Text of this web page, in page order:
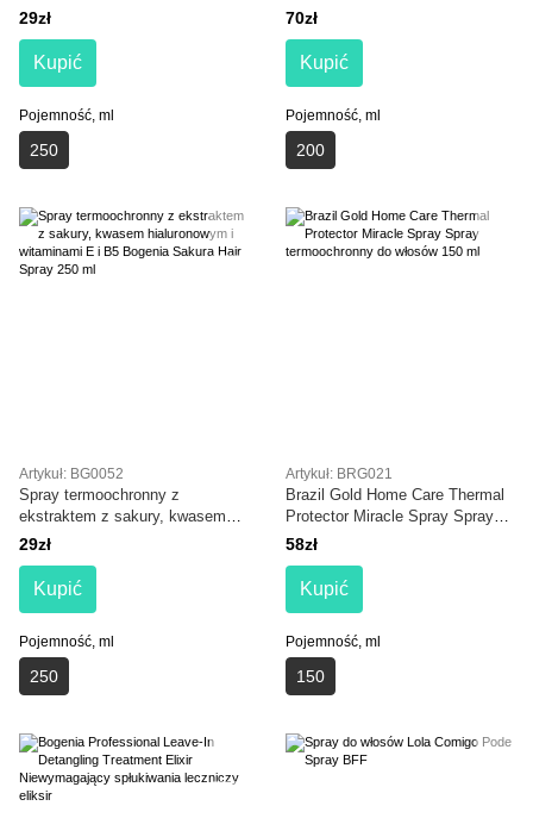
temperaturą
29zł
Kupić
Pojemność, ml
250
70zł
Kupić
Pojemność, ml
200
Artykuł: BG0052
Spray termoochronny z
ekstraktem z sakury, kwasem
hialuronowym i witaminami E i
250 ml
29zł
Kupić
Pojemność, ml
250
Artykuł: BRG021
Brazil Gold Home Care Thermal
Protector Miracle Spray Spray
termoochronny do włosów 150
58zł
Kupić
Pojemność, ml
150